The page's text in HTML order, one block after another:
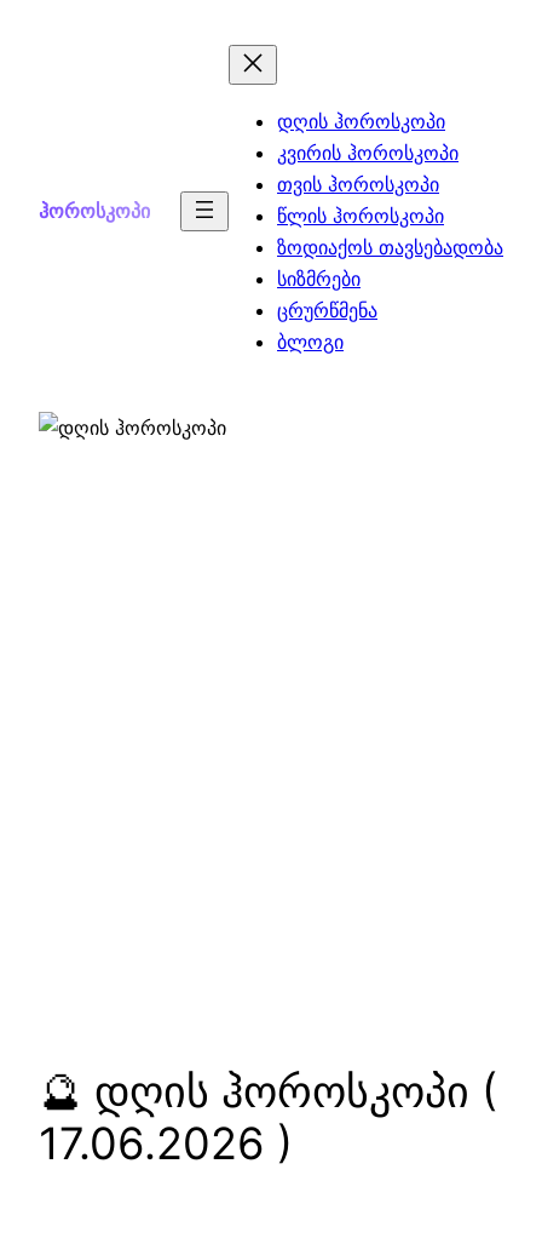
ჰოროსკოპი
დღის ჰოროსკოპი
კვირის ჰოროსკოპი
თვის ჰოროსკოპი
წლის ჰოროსკოპი
ზოდიაქოს თავსებადობა
სიზმრები
ცრურწმენა
ბლოგი
🔮 დღის ჰოროსკოპი (
17.06.2026 )